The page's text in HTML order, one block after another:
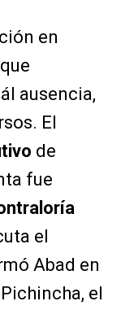
en
ausencia,
El
de
fue
el
Abad en
el